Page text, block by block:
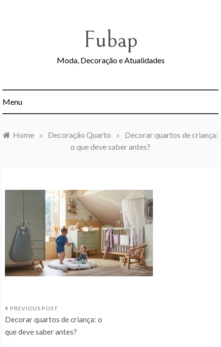
Fubap
Moda, Decoração e Atualidades
Menu
Home » Decoração Quarto »
Decorar quartos de criança:
o que deve saber antes?
Navegação
de
Decorar quartos de criança: o
que deve saber antes?